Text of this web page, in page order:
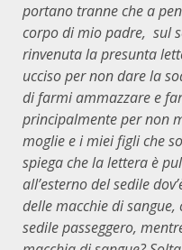
portano tranne che a
corpo di mio padre, sul
rinvenuta la presunta
ucciso per non dare la
di farmi ammazzare e
principalmente per non
moglie e i miei figli che
spiega che la lettera è
all’esterno del sedile
delle macchie di
sedile passeggero,